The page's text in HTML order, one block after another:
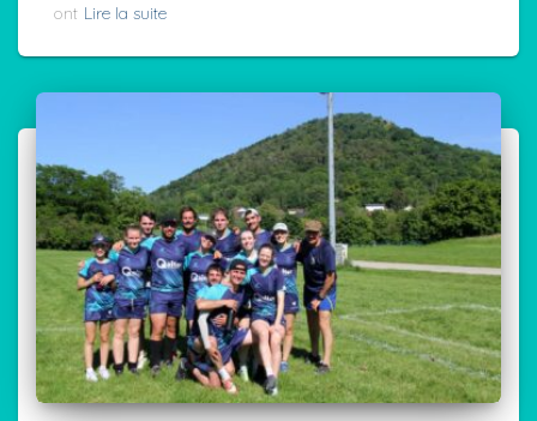
ont Lire la suite